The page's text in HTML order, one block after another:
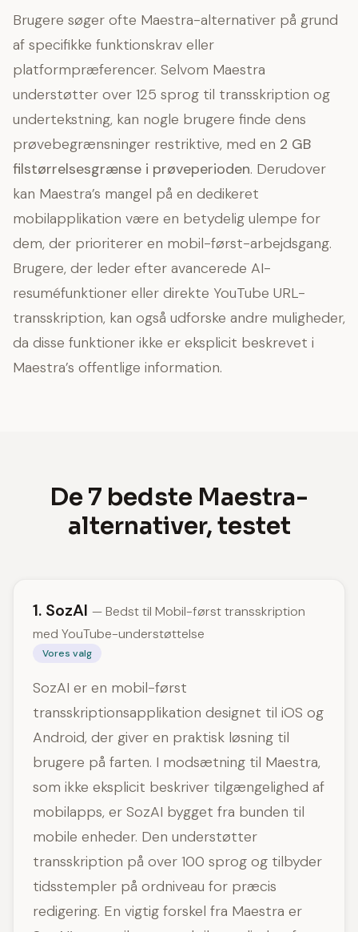
Brugere søger ofte Maestra-alternativer på grund
af specifikke funktionskrav eller
platformpræferencer. Selvom Maestra
understøtter over 125 sprog til transskription og
undertekstning, kan nogle brugere finde dens
prøvebegrænsninger restriktive, med en 2 GB
filstørrelsesgrænse i prøveperioden. Derudover
kan Maestra’s mangel på en dedikeret
mobilapplikation være en betydelig ulempe for
dem, der prioriterer en mobil-først-arbejdsgang.
Brugere, der leder efter avancerede AI-
resuméfunktioner eller direkte YouTube URL-
transskription, kan også udforske andre muligheder,
da disse funktioner ikke er eksplicit beskrevet i
Maestra’s offentlige information.
De 7 bedste Maestra-
alternativer, testet
1. SozAI — Bedst til Mobil-først transskription
med YouTube-understøttelse
Vores valg
SozAI er en mobil-først
transskriptionsapplikation designet til iOS og
Android, der giver en praktisk løsning til
brugere på farten. I modsætning til Maestra,
som ikke eksplicit beskriver tilgængelighed af
mobilapps, er SozAI bygget fra bunden til
mobile enheder. Den understøtter
transskription på over 100 sprog og tilbyder
tidsstempler på ordniveau for præcis
redigering. En vigtig forskel fra Maestra er